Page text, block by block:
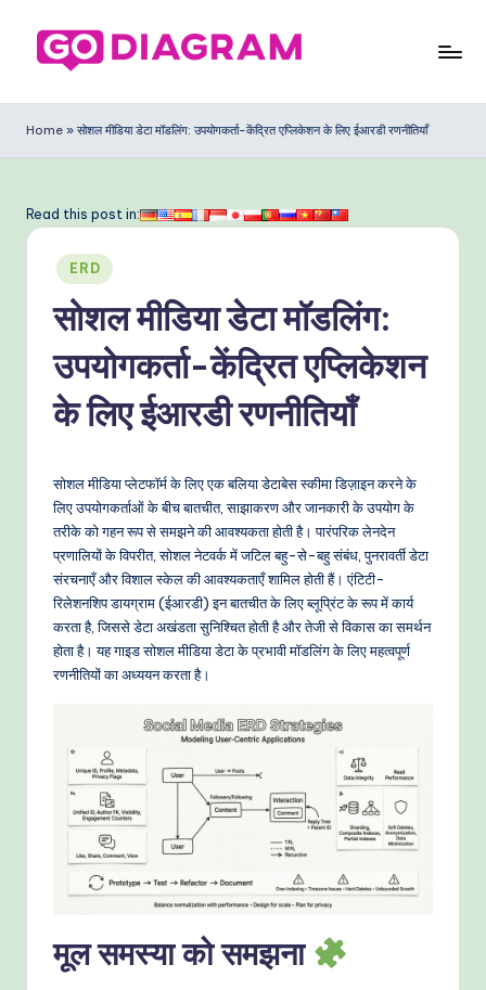
o
ia
g
ra
m
di
a
-
P
o
e
fl
Home » सोशल मीडिया डेटा मॉडलिंग: उपयोगकर्ता-केंद्रित एप्लिकेशन के लिए ईआरडी रणनीतियाँ
Read this post in:
Posted
in
ERD
सोशल मीडिया डेटा मॉडलिंग:
उपयोगकर्ता-केंद्रित एप्लिकेशन
के लिए ईआरडी रणनीतियाँ
सोशल मीडिया प्लेटफॉर्म के लिए एक बलिया डेटाबेस स्कीमा डिज़ाइन करने के
लिए उपयोगकर्ताओं के बीच बातचीत, साझाकरण और जानकारी के उपयोग के
तरीके को गहन रूप से समझने की आवश्यकता होती है। पारंपरिक लेनदेन
प्रणालियों के विपरीत, सोशल नेटवर्क में जटिल बहु-से-बहु संबंध, पुनरावर्ती डेटा
संरचनाएँ और विशाल स्केल की आवश्यकताएँ शामिल होती हैं। एंटिटी-
रिलेशनशिप डायग्राम (ईआरडी) इन बातचीत के लिए ब्लूप्रिंट के रूप में कार्य
करता है, जिससे डेटा अखंडता सुनिश्चित होती है और तेजी से विकास का समर्थन
होता है। यह गाइड सोशल मीडिया डेटा के प्रभावी मॉडलिंग के लिए महत्वपूर्ण
रणनीतियों का अध्ययन करता है।
मूल समस्या को समझना